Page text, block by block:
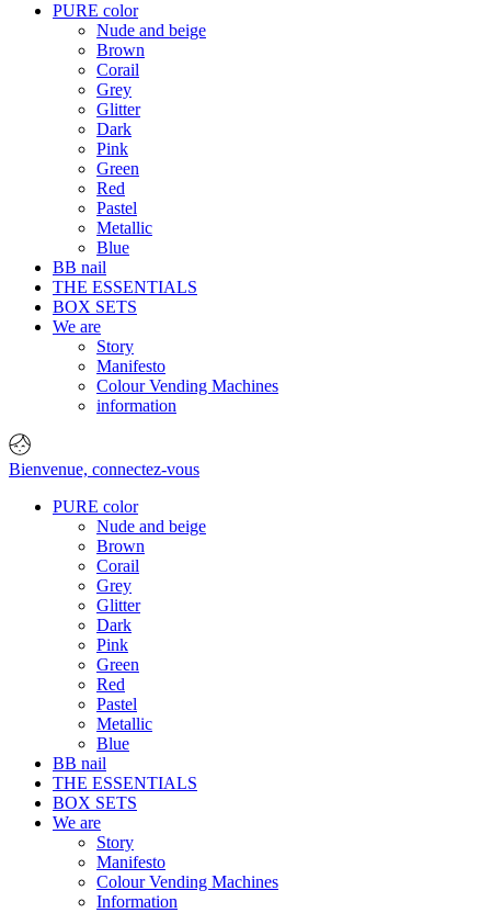
PURE color
Nude and beige
Brown
Corail
Grey
Glitter
Dark
Pink
Green
Red
Pastel
Metallic
Blue
BB nail
THE ESSENTIALS
BOX SETS
We are
Story
Manifesto
Colour Vending Machines
information
Bienvenue, connectez-vous
PURE color
Nude and beige
Brown
Corail
Grey
Glitter
Dark
Pink
Green
Red
Pastel
Metallic
Blue
BB nail
THE ESSENTIALS
BOX SETS
We are
Story
Manifesto
Colour Vending Machines
Information